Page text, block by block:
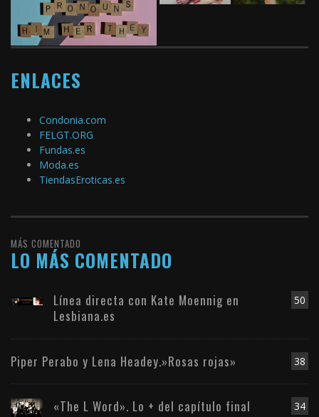
ENLACES
Condonia.com
FELGT.ORG
Fundas.es
Moda.es
TiendasEroticas.es
MÁS COMENTADO
LO MÁS COMENTADO
50
Línea directa con Kate Moennig en
Lesbiana.es
38
Piper Perabo y Lena Headey.»Rosas rojas»
34
«The L Word». Lo + del capítulo final